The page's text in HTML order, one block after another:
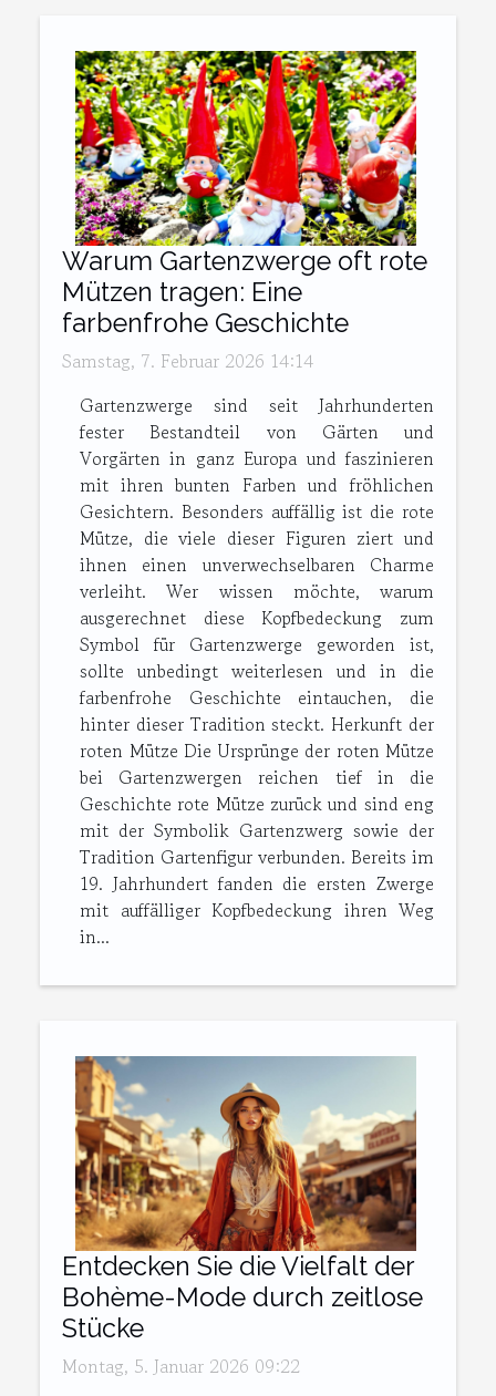
Warum Gartenzwerge oft rote
Mützen tragen: Eine
farbenfrohe Geschichte
Samstag, 7. Februar 2026 14:14
Gartenzwerge sind seit Jahrhunderten
fester Bestandteil von Gärten und
Vorgärten in ganz Europa und faszinieren
mit ihren bunten Farben und fröhlichen
Gesichtern. Besonders auffällig ist die rote
Mütze, die viele dieser Figuren ziert und
ihnen einen unverwechselbaren Charme
verleiht. Wer wissen möchte, warum
ausgerechnet diese Kopfbedeckung zum
Symbol für Gartenzwerge geworden ist,
sollte unbedingt weiterlesen und in die
farbenfrohe Geschichte eintauchen, die
hinter dieser Tradition steckt. Herkunft der
roten Mütze Die Ursprünge der roten Mütze
bei Gartenzwergen reichen tief in die
Geschichte rote Mütze zurück und sind eng
mit der Symbolik Gartenzwerg sowie der
Tradition Gartenfigur verbunden. Bereits im
19. Jahrhundert fanden die ersten Zwerge
mit auffälliger Kopfbedeckung ihren Weg
in...
Entdecken Sie die Vielfalt der
Bohème-Mode durch zeitlose
Stücke
Montag, 5. Januar 2026 09:22